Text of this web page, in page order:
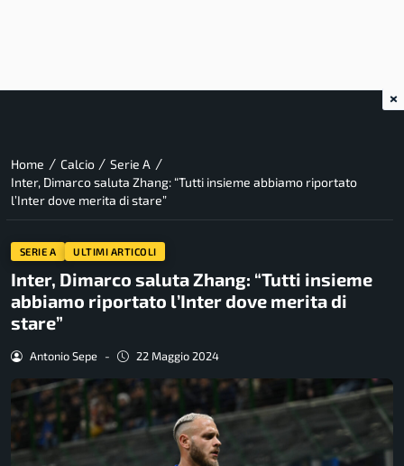
Home / Calcio / Serie A /
Inter, Dimarco saluta Zhang: “Tutti insieme abbiamo riportato
l’Inter dove merita di stare”
SERIE A ULTIMI ARTICOLI
Inter, Dimarco saluta Zhang: “Tutti insieme
abbiamo riportato l’Inter dove merita di
stare”
Antonio Sepe - 22 Maggio 2024
×